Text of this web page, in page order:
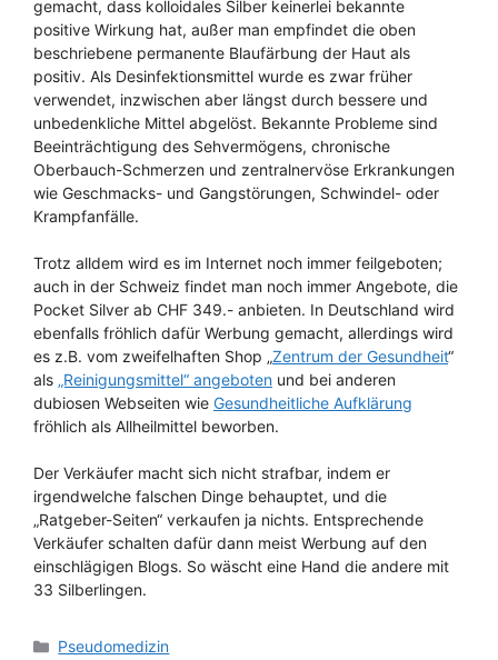
gemacht, dass kolloidales Silber keinerlei bekannte
positive Wirkung hat, außer man empfindet die oben
beschriebene permanente Blaufärbung der Haut als
positiv. Als Desinfektionsmittel wurde es zwar früher
verwendet, inzwischen aber längst durch bessere und
unbedenkliche Mittel abgelöst. Bekannte Probleme sind
Beeinträchtigung des Sehvermögens, chronische
Oberbauch-Schmerzen und zentralnervöse Erkrankungen
wie Geschmacks- und Gangstörungen, Schwindel- oder
Krampfanfälle.
Trotz alldem wird es im Internet noch immer feilgeboten;
auch in der Schweiz findet man noch immer Angebote, die
Pocket Silver ab CHF 349.- anbieten. In Deutschland wird
ebenfalls fröhlich dafür Werbung gemacht, allerdings wird
es z.B. vom zweifelhaften Shop „Zentrum der Gesundheit“
als „Reinigungsmittel“ angeboten und bei anderen
dubiosen Webseiten wie Gesundheitliche Aufklärung
fröhlich als Allheilmittel beworben.
Der Verkäufer macht sich nicht strafbar, indem er
irgendwelche falschen Dinge behauptet, und die
„Ratgeber-Seiten“ verkaufen ja nichts. Entsprechende
Verkäufer schalten dafür dann meist Werbung auf den
einschlägigen Blogs. So wäscht eine Hand die andere mit
33 Silberlingen.
Kategorien
Pseudomedizin